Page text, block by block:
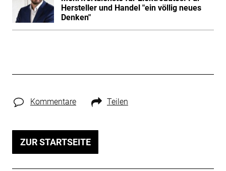
Hersteller und Handel "ein völlig neues
Denken"
Kommentare Teilen
ZUR STARTSEITE